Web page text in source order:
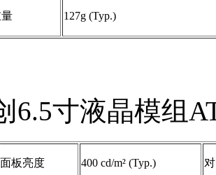
127g (Typ.)
6.5寸液晶模组
面板亮度 400 cd/m² (Typ.)